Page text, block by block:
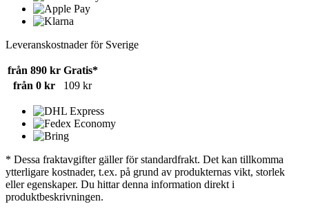
Leveranskostnader för Sverige
från 890 kr Gratis*
från 0 kr
109 kr
* Dessa fraktavgifter gäller för standardfrakt. Det kan tillkomma
ytterligare kostnader, t.ex. på grund av produkternas vikt, storlek
eller egenskaper. Du hittar denna information direkt i
produktbeskrivningen.